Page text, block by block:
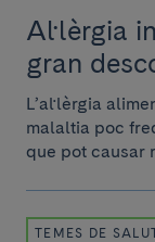
Al·lèrgia
gran
L’al·lèrgia
malaltia poc
que pot causar
TEMES DE